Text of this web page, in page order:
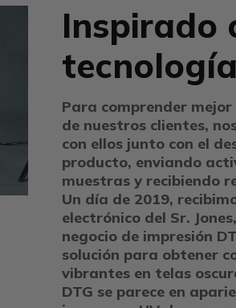
Inspirado
Para comprender mejor
de nuestros clientes,
con ellos junto con el
producto, enviando
muestras y recibiendo
Un día de 2019,
electrónico del Sr.
negocio de impresión
solución para obtener
vibrantes en telas
DTG se parece en